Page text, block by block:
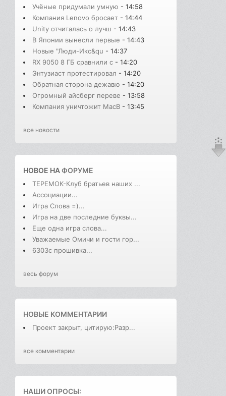
Учёные придумали умную - 14:58
Компания Lenovo бросает - 14:44
Unity отчиталась о лучш - 14:43
В Японии вынесли первые - 14:43
Новые "Люди-Икс&qu - 14:37
RX 9050 8 ГБ сравнили с - 14:20
Энтузиаст протестировал - 14:20
Обратная сторона дежавю - 14:20
Огромный айсберг переве - 13:58
Компания уничтожит MacB - 13:45
все новости
НОВОЕ НАФОРУМЕ
ТЕРЕМОК-Клуб братьев наших ...
Ассоциации...
Игра Слова =)...
Игра на две последние буквы...
Еще одна игра слова...
Уважаемые Омичи и гости гор...
6303с прошивка...
весь форум
НОВЫЕ КОММЕНТАРИИ
Проект закрыт, цитирую:Разр...
все комментарии
НАШИ ОПРОСЫ: